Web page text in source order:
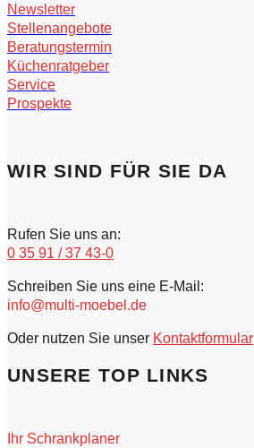
Newsletter
Stellenangebote
Beratungstermin
Küchenratgeber
Service
Prospekte
WIR SIND FÜR SIE DA
Rufen Sie uns an:
0 35 91 / 37 43-0
Schreiben Sie uns eine E-Mail:
info@multi-moebel.de
Oder nutzen Sie unser Kontaktformular
UNSERE TOP LINKS
Ihr Schrankplaner